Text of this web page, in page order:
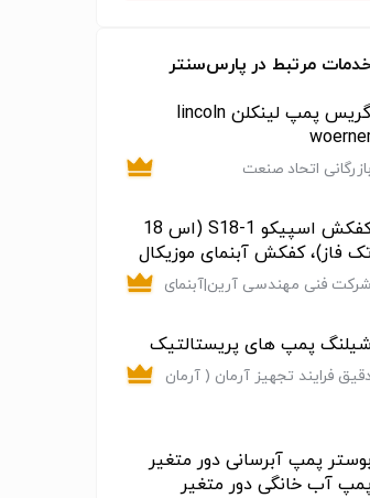
مرتبط در پارس‌سنتر
گریس پمپ لینکلن lincoln
بازرگانی اتحاد صنعت
کفکش اسپیکو S18-1 (اس 18
فاز)، کفکش آبنمای موزیکال
شرکت فنی مهندسی آرین|آبنمای
نازل آبنماپمپ های پریستالتیک
فرایند تجهیز آرمان ( آرمان
پمپ آبرسانی دور متغیر
آب خانگی دور متغیر